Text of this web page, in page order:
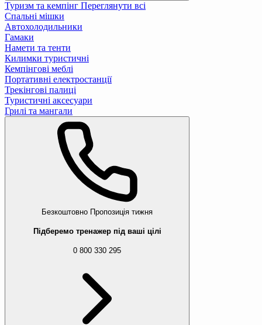
Туризм та кемпінг Переглянути всі
Спальні мішки
Автохолодильники
Гамаки
Намети та тенти
Килимки туристичні
Кемпінгові меблі
Портативні електростанції
Трекінгові палиці
Туристичні аксесуари
Грилі та мангали
Безкоштовно Пропозиція тижня
Підберемо тренажер під ваші цілі
0 800 330 295